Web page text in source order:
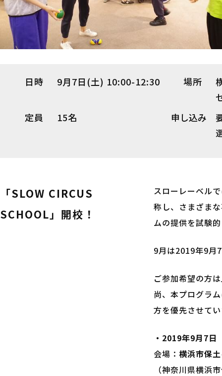
日時 9月7日(土) 10:00-12:30 場所
定員
15名 申し込み
「SLOW CIRCUS
SCHOOL」開校！
スローレーベル
称し、さまざま
ムの提供を試験
9月は2019年9月
ご参加希望の方
尚、本プログラ
方を優先させて
・2019年9月7日
会場： 横浜市保
（神奈川県横浜